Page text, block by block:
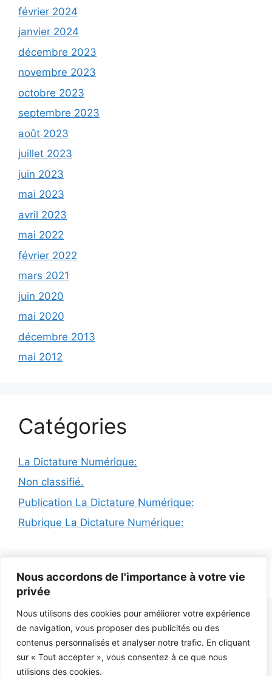
Nous accordons de l'importance à votre vie
privée
Nous utilisons des cookies pour améliorer votre expérience
de navigation, vous proposer des publicités ou des
contenus personnalisés et analyser notre trafic. En cliquant
sur « Tout accepter », vous consentez à ce que nous
utilisions des cookies.
février 2024
janvier 2024
décembre 2023
novembre 2023
octobre 2023
septembre 2023
août 2023
juillet 2023
juin 2023
mai 2023
avril 2023
mai 2022
février 2022
mars 2021
juin 2020
mai 2020
décembre 2013
mai 2012
Catégories
La Dictature Numérique:
Non classifié.
Publication La Dictature Numérique:
Rubrique La Dictature Numérique:
© 2026 INFODICTAT• Construit avecGeneratePress